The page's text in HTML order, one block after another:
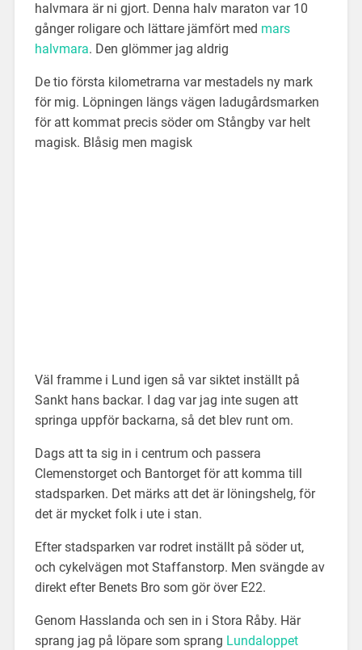
halvmara är ni gjort. Denna halv maraton var 10
gånger roligare och lättare jämfört med mars
halvmara. Den glömmer jag aldrig
De tio första kilometrarna var mestadels ny mark
för mig. Löpningen längs vägen ladugårdsmarken
för att kommat precis söder om Stångby var helt
magisk. Blåsig men magisk
Väl framme i Lund igen så var siktet inställt på
Sankt hans backar. I dag var jag inte sugen att
springa uppför backarna, så det blev runt om.
Dags att ta sig in i centrum och passera
Clemenstorget och Bantorget för att komma till
stadsparken. Det märks att det är löningshelg, för
det är mycket folk i ute i stan.
Efter stadsparken var rodret inställt på söder ut,
och cykelvägen mot Staffanstorp. Men svängde av
direkt efter Benets Bro som gör över E22.
Genom Hasslanda och sen in i Stora Råby. Här
sprang jag på löpare som sprang Lundaloppet